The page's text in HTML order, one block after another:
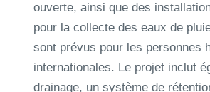
ouverte, ainsi que des
pour la collecte des eaux de
sont prévus pour les personnes
internationales. Le projet inclut
drainage, un système de